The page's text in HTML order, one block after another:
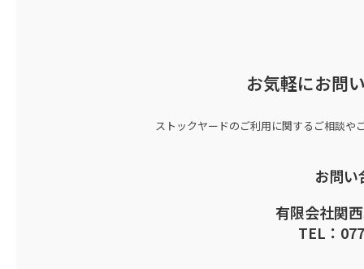
お気軽にお問
ストックヤードのご利用に関するご相談や
お問い
有限会社関
TEL：